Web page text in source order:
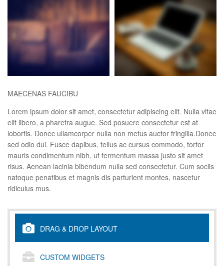
MAECENAS FAUCIBU
Lorem ipsum dolor sit amet, consectetur adipiscing elit. Nulla vitae
elit libero, a pharetra augue. Sed posuere consectetur est at
lobortis. Donec ullamcorper nulla non metus auctor fringilla.Donec
sed odio dui. Fusce dapibus, tellus ac cursus commodo, tortor
mauris condimentum nibh, ut fermentum massa justo sit amet
risus. Aenean lacinia bibendum nulla sed consectetur. Cum sociis
natoque penatibus et magnis dis parturient montes, nascetur
ridiculus mus.
DRAG & DROP LAYOUT
CUSTOM WIDGETS